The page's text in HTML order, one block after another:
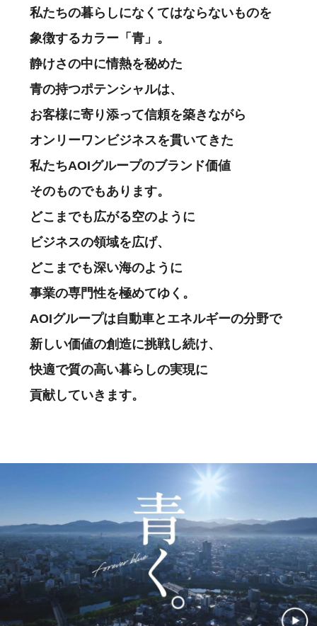
私たちの暮らしになくてはならないものを
象徴するカラー「青」。
静けさの中に情熱を秘めた
青の持つポテンシャルは、
お客様に寄り添って信頼を築きながら
オンリーワンビジネスを貫いてきた
私たちAOIグループのブランド価値
そのものでもあります。
どこまでも広がる空のように
ビジネスの領域を広げ、
どこまでも深い海のように
事業の専門性を極めてゆく。
AOIグループは自動車とエネルギーの分野で
新しい価値の創造に挑戦し続け、
快適で質の高い暮らしの実現に
貢献していきます。